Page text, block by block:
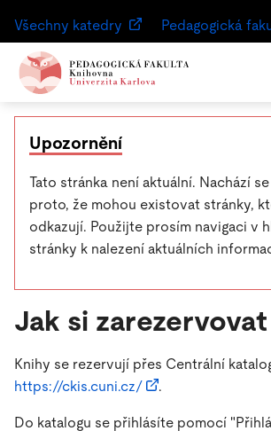
Všechny katedry Pedagogická
Upozornění
Tato stránka není aktuální. Nachází
proto, že mohou existovat stránky,
odkazují. Použijte prosím navigaci v
stránky k nalezení aktuálních
Jak si
Knihy se rezervují přes Centrální
https://ckis.cuni.cz/
.
Do katalogu se přihlásíte pomocí